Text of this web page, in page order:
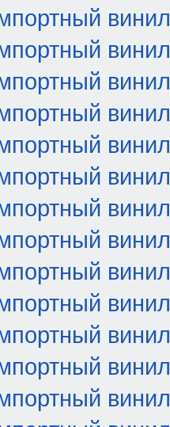
винил
винил
винил
винил
винил
винил
винил
винил
винил
винил
винил
винил
винил